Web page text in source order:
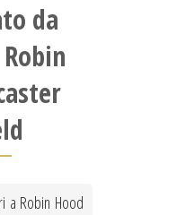
da
a Robin Hood